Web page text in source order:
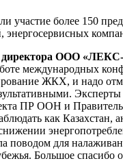
участие более 150
энергосервисных
директора ООО
международных
ЖКХ, и надо
ПР ООН и
как Казахстан,
поводом для
Большое спасибо